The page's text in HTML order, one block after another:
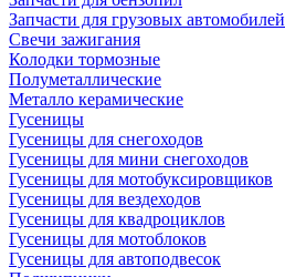
Запчасти для грузовых автомобилей
Свечи зажигания
Колодки тормозные
Полуметаллические
Металло керамические
Гусеницы
Гусеницы для снегоходов
Гусеницы для мини снегоходов
Гусеницы для мотобуксировщиков
Гусеницы для вездеходов
Гусеницы для квадроциклов
Гусеницы для мотоблоков
Гусеницы для автоподвесок